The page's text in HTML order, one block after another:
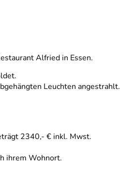
Alfried in Essen.
Leuchten angestrahlt.
2340,- € inkl. Mwst.
ihrem Wohnort.